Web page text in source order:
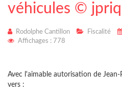
véhicules ©
Rodolphe Cantillon Fiscalité
Affichages : 778
Avec l'aimable autorisation de Jean-
vers :